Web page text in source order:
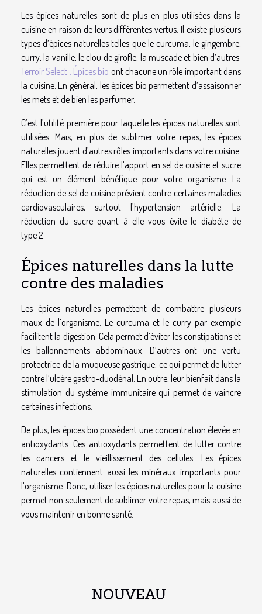
Les épices naturelles sont de plus en plus utilisées dans la
cuisine en raison de leurs différentes vertus. Il existe plusieurs
types d’épices naturelles telles que le curcuma, le gingembre,
curry, la vanille, le clou de girofle, la muscade et bien d’autres.
Terroir Select : Épices bio ont chacune un rôle important dans
la cuisine. En général, les épices bio permettent d’assaisonner
les mets et de bien les parfumer.
C’est l’utilité première pour laquelle les épices naturelles sont
utilisées. Mais, en plus de sublimer votre repas, les épices
naturelles jouent d’autres rôles importants dans votre cuisine.
Elles permettent de réduire l’apport en sel de cuisine et sucre
qui est un élément bénéfique pour votre organisme. La
réduction de sel de cuisine prévient contre certaines maladies
cardiovasculaires, surtout l’hypertension artérielle. La
réduction du sucre quant à elle vous évite le diabète de
type 2.
Épices naturelles dans la lutte
contre des maladies
Les épices naturelles permettent de combattre plusieurs
maux de l’organisme. Le curcuma et le curry par exemple
facilitent la digestion. Cela permet d’éviter les constipations et
les ballonnements abdominaux. D’autres ont une vertu
protectrice de la muqueuse gastrique, ce qui permet de lutter
contre l’ulcère gastro-duodénal. En outre, leur bienfait dans la
stimulation du système immunitaire qui permet de vaincre
certaines infections.
De plus, les épices bio possèdent une concentration élevée en
antioxydants. Ces antioxydants permettent de lutter contre
les cancers et le vieillissement des cellules. Les épices
naturelles contiennent aussi les minéraux importants pour
l’organisme. Donc, utiliser les épices naturelles pour la cuisine
permet non seulement de sublimer votre repas, mais aussi de
vous maintenir en bonne santé.
NOUVEAU